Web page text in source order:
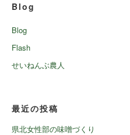
Blog
Blog
Flash
せいねんぶ農人
最近の投稿
県北女性部の味噌づくり